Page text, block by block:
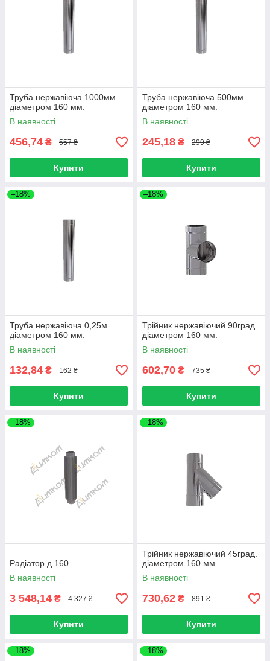
Труба нержавіюча 1000мм.
діаметром 160 мм.
В наявності
456,74 ₴ 557 ₴
Купити
Труба нержавіюча 500мм.
діаметром 160 мм.
В наявності
245,18 ₴ 299 ₴
Купити
–18%
Труба нержавіюча 0,25м.
діаметром 160 мм.
В наявності
132,84 ₴ 162 ₴
Купити
–18%
Трійник нержавіючий 90град.
діаметром 160 мм.
В наявності
602,70 ₴ 735 ₴
Купити
–18%
Радіатор д.160
В наявності
3 548,14 ₴ 4 327 ₴
Купити
–18%
Трійник нержавіючий 45град.
діаметром 160 мм.
В наявності
730,62 ₴ 891 ₴
Купити
–18% –18%